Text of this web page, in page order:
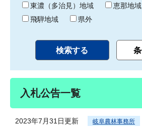
東濃（多治見）地域
恵那地域
飛騨地域
県外
入札公告一覧
2023年7月31日更新 岐阜農林事務所